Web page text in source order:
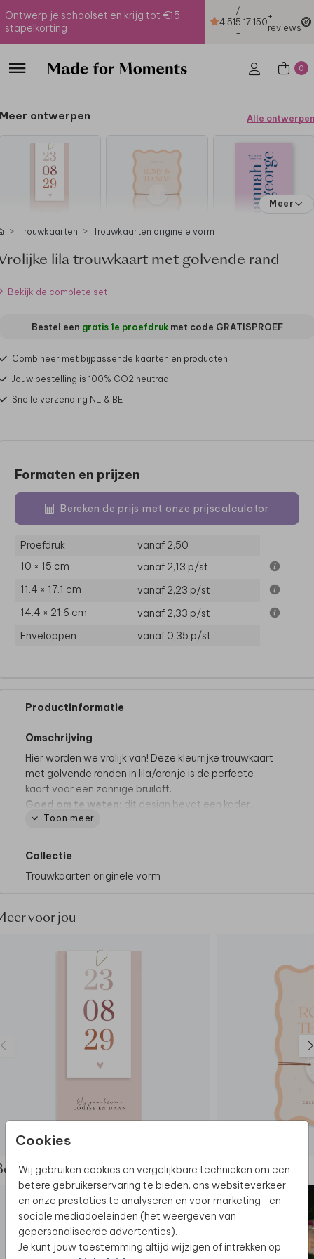
Ontwerp je schoolset en krijg tot €15
stapelkorting
4.51
/
5
-
17.150+
reviews
0
Cookies
Wij gebruiken cookies en vergelijkbare technieken om een
betere gebruikerservaring te bieden, ons websiteverkeer
en onze prestaties te analyseren en voor marketing- en
sociale mediadoeleinden (het weergeven van
gepersonaliseerde advertenties).
Je kunt jouw toestemming altijd wijzigen of intrekken op
Meer ontwerpen Alle ontwerpen
Meer
Trouwkaarten Trouwkaarten originele vorm
lila trouwkaart met golvende rand
Bekijk de complete set
Bestel een gratis 1e proefdrukmet code GRATISPROEF
Combineer met bijpassende kaarten en producten
Jouw bestelling is 100% CO2 neutraal
Snelle verzending NL & BE
Formaten en prijzen
Bereken de prijs met onze prijscalculator
Proefdruk
vanaf 2,50
10 × 15 cm
vanaf 2,13 p/st
11.4 × 17.1 cm
vanaf 2,23 p/st
14.4 × 21.6 cm
vanaf 2,33 p/st
Enveloppen
vanaf 0,35 p/st
Productinformatie
Omschrijving
Hier worden we vrolijk van! Deze kleurrijke trouwkaart
met golvende randen in lila/oranje is de perfecte
kaart voor een zonnige bruiloft.
Goed om te weten: dit design bevat een kader.
Omdat de kaarten na het drukken op een groot vel
het zijn dat het kader íetsje smaller of breder uitvalt.
willen het wel graag vermelden.
deze stijl.
Toon meer
Collectie
Trouwkaarten originele vorm
voor jou
de complete set